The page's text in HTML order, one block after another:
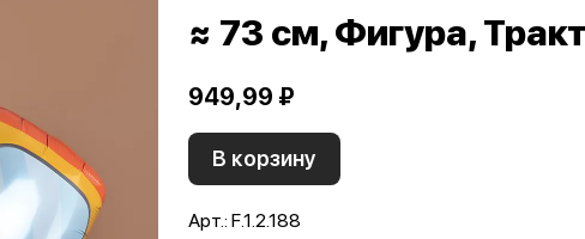
≈ 73 см, Фигура,
949,99 ₽
В корзину
Арт.: F.1.2.188